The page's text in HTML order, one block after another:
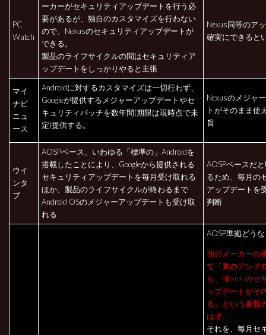
PC
Watch
ーカーがセキュリティアップデートを行う必
要があるが、独自のカスタマイズを行わない
ので、Nexusのセキュリティアップデートが
できる。
製品のライフサイクルの間はセキュリティア
ップデートをしっかりやると主張
Nexus同等のア
確実にできると
マイ
ナビ
ニュ
ース
Androidに対するカスタマイズは一切行わず、
Googleが提供するメジャーアップデートやセ
キュリティパッチを数年間(期限は現時点で未
定)提供する。
Nexusのメジャ
トがそのまま使
旨
ウイ
ンタ
ブ
AOSPベース、いわゆる「標準の」Androidを
搭載したことにより、Googleから提供される
セキュリティアップデートを毎月受け取れる
ほか、製品のライフサイクルが終わるまで
Android OSのメジャーアップデートも受け取
れる
AOSPベースだ
るため、毎月の
アップデートを
判断
AOSP準拠どう
他のメーカーの
て『素のアンド
ら、Nexus のセ
ップデートがそ
る』という趣旨
はず。
それを、毎月セ